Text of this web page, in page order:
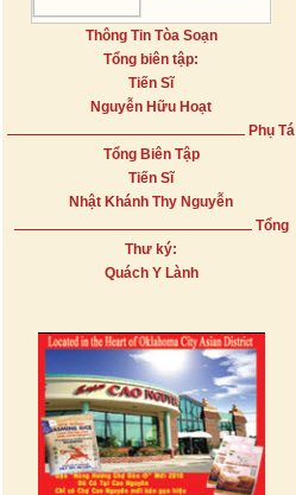
Thông Tin Tòa Soạn
Tổng biên tập:
Tiến Sĩ
Nguyễn Hữu Hoạt
Phụ Tá
Tổng Biên Tập
Tiến Sĩ
Nhật Khánh Thy Nguyễn
Tổng
Thư ký:
Quách Y Lành